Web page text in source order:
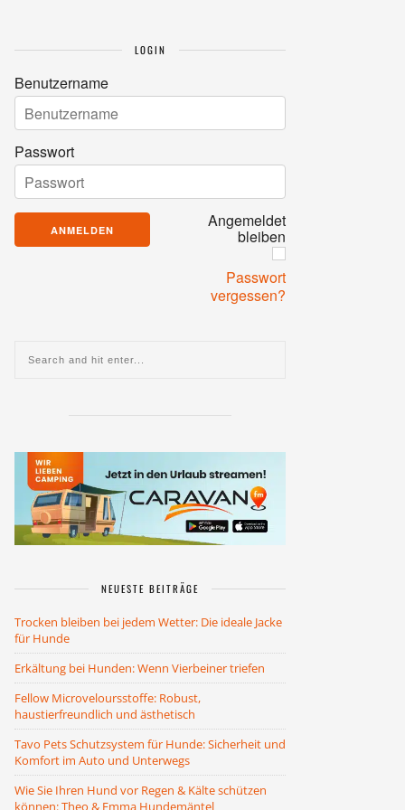
LOGIN
Benutzername
Passwort
Angemeldet
bleiben
Passwort
vergessen?
NEUESTE BEITRÄGE
Trocken bleiben bei jedem Wetter: Die ideale Jacke
für Hunde
Erkältung bei Hunden: Wenn Vierbeiner triefen
Fellow Microveloursstoffe: Robust,
haustierfreundlich und ästhetisch
Tavo Pets Schutzsystem für Hunde: Sicherheit und
Komfort im Auto und Unterwegs
Wie Sie Ihren Hund vor Regen & Kälte schützen
können: Theo & Emma Hundemäntel